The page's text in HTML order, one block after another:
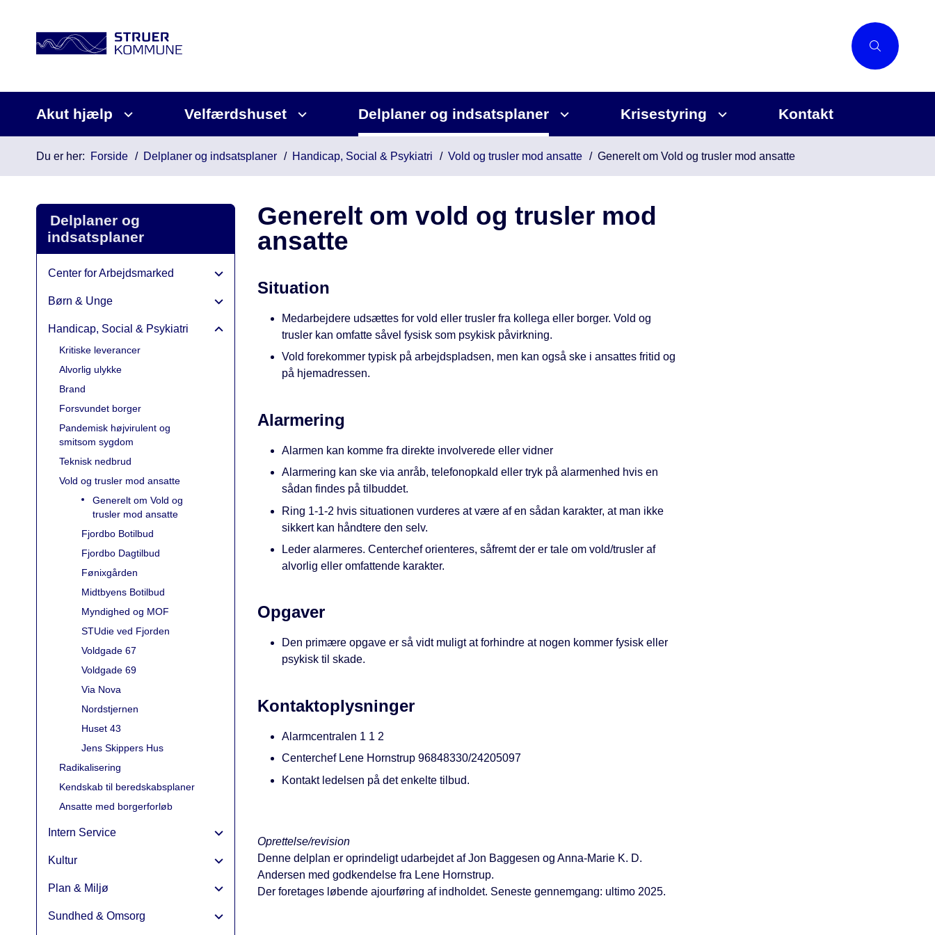
Akut hjælp Velfærdshuset Delplaner og indsatsplaner Krisestyring Kontakt
Du er her: Forside Delplaner og indsatsplaner Handicap, Social & Psykiatri Vold og trusler mod ansatte Generelt om Vold og trusler mod ansatte
Delplaner og
indsatsplaner
Center for Arbejdsmarked
Børn & Unge
Handicap, Social & Psykiatri
Kritiske leverancer
Alvorlig ulykke
Brand
Forsvundet borger
Pandemisk højvirulent og
smitsom sygdom
Teknisk nedbrud
Vold og trusler mod ansatte
Generelt om Vold og
trusler mod ansatte
Fjordbo Botilbud
Fjordbo Dagtilbud
Fønixgården
Midtbyens Botilbud
Myndighed og MOF
STUdie ved Fjorden
Voldgade 67
Voldgade 69
Via Nova
Nordstjernen
Huset 43
Jens Skippers Hus
Radikalisering
Kendskab til beredskabsplaner
Ansatte med borgerforløb
Intern Service
Kultur
Plan & Miljø
Sundhed & Omsorg
Generelt om vold og trusler mod
ansatte
Situation
Medarbejdere udsættes for vold eller trusler fra kollega eller borger. Vold og
trusler kan omfatte såvel fysisk som psykisk påvirkning.
Vold forekommer typisk på arbejdspladsen, men kan også ske i ansattes fritid og
på hjemadressen.
Alarmering
Alarmen kan komme fra direkte involverede eller vidner
Alarmering kan ske via anråb, telefonopkald eller tryk på alarmenhed hvis en
sådan findes på tilbuddet.
Ring 1-1-2 hvis situationen vurderes at være af en sådan karakter, at man ikke
sikkert kan håndtere den selv.
Leder alarmeres. Centerchef orienteres, såfremt der er tale om vold/trusler af
alvorlig eller omfattende karakter.
Opgaver
Den primære opgave er så vidt muligt at forhindre at nogen kommer fysisk eller
psykisk til skade.
Kontaktoplysninger
Alarmcentralen 1 1 2
Centerchef Lene Hornstrup 96848330/24205097
Kontakt ledelsen på det enkelte tilbud.
Oprettelse/revision
Denne delplan er oprindeligt udarbejdet af Jon Baggesen og Anna-Marie K. D.
Andersen med godkendelse fra Lene Hornstrup.
Der foretages løbende ajourføring af indholdet. Seneste gennemgang: ultimo 2025.